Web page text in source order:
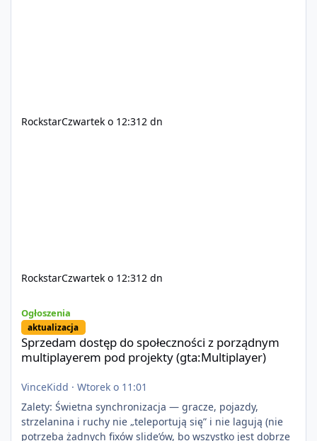
RockstarCzwartek o 12:312 dn
RockstarCzwartek o 12:312 dn
Ogłoszenia
aktualizacja
Sprzedam dostęp do społeczności z porządnym
multiplayerem pod projekty (gta:Multiplayer)
VinceKidd · Wtorek o 11:01
Zalety: Świetna synchronizacja — gracze, pojazdy,
strzelanina i ruchy nie „teleportują się” i nie lagują (nie
potrzeba żadnych fixów slide’ów, bo wszystko jest dobrze